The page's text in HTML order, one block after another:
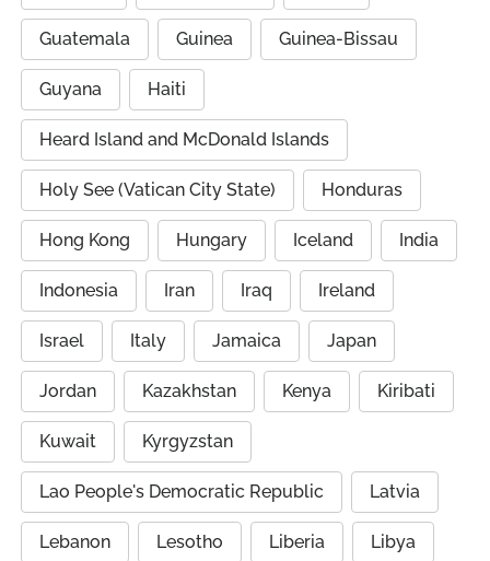
Guatemala Guinea Guinea-Bissau
Guyana Haiti
Heard Island and McDonald Islands
Holy See (Vatican City State) Honduras
Hong Kong Hungary Iceland India
Indonesia Iran Iraq Ireland
Israel Italy Jamaica Japan
Jordan Kazakhstan Kenya Kiribati
Kuwait Kyrgyzstan
Lao People's Democratic Republic Latvia
Lebanon Lesotho Liberia Libya